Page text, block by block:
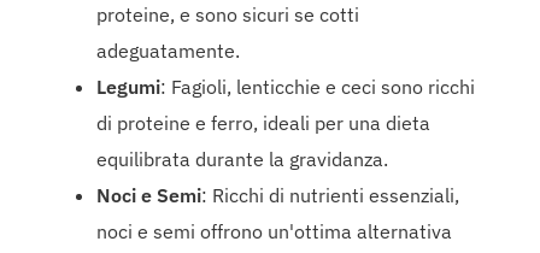
proteine, e sono sicuri se cotti
adeguatamente.
Legumi: Fagioli, lenticchie e ceci sono ricchi
di proteine e ferro, ideali per una dieta
equilibrata durante la gravidanza.
Noci e Semi: Ricchi di nutrienti essenziali,
noci e semi offrono un'ottima alternativa